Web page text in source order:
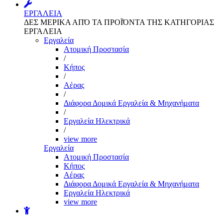
ΕΡΓΑΛΕΙΑ
ΔΕΣ ΜΕΡΙΚΑ ΑΠΌ ΤΑ ΠΡΟΪΌΝΤΑ ΤΗΣ ΚΑΤΗΓΟΡΙΑΣ
ΕΡΓΑΛΕΙΑ
Εργαλεία
Aτομική Προστασία
/
Kήπος
/
Αέρας
/
Διάφορα Δομικά Εργαλεία & Μηχανήματα
/
Εργαλεία Ηλεκτρικά
/
view more
Εργαλεία
Aτομική Προστασία
Kήπος
Αέρας
Διάφορα Δομικά Εργαλεία & Μηχανήματα
Εργαλεία Ηλεκτρικά
view more